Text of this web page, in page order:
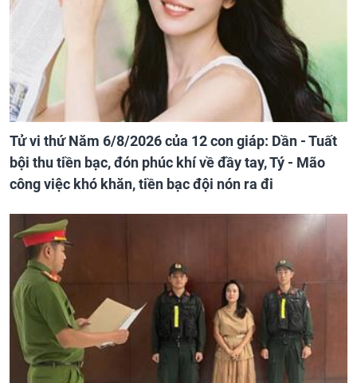
Tử vi thứ Năm 6/8/2026 của 12 con giáp: Dần - Tuất
bội thu tiền bạc, đón phúc khí về đầy tay, Tý - Mão
công việc khó khăn, tiền bạc đội nón ra đi